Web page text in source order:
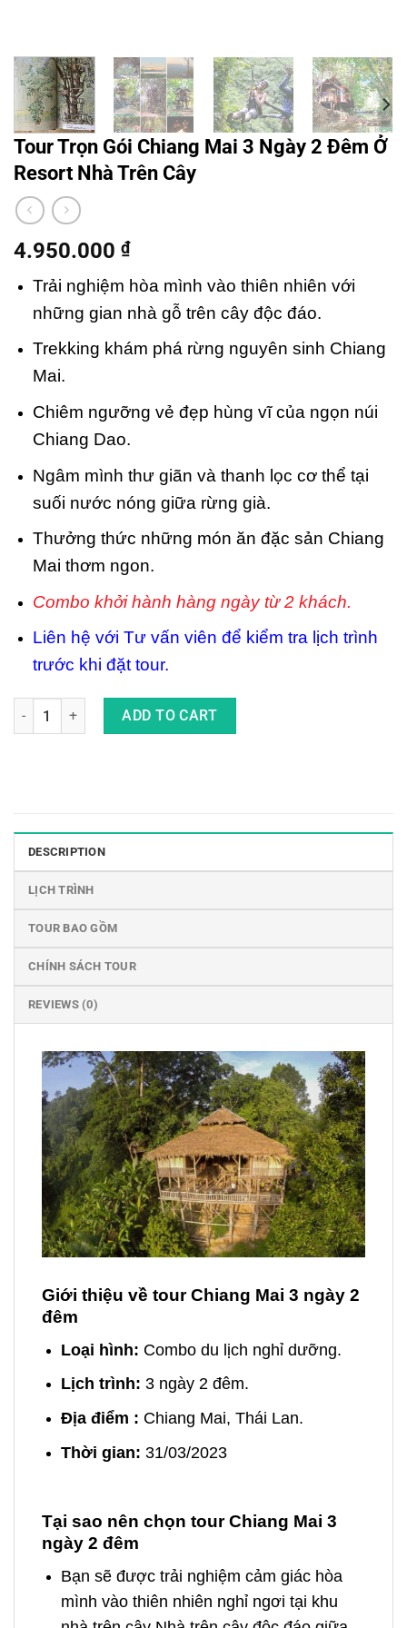
Tour Trọn Gói Chiang Mai 3 Ngày 2 Đêm Ở
Resort Nhà Trên Cây
4.950.000 ₫
Trải nghiệm hòa mình vào thiên nhiên với
những gian nhà gỗ trên cây độc đáo.
Trekking khám phá rừng nguyên sinh Chiang
Mai.
Chiêm ngưỡng vẻ đẹp hùng vĩ của ngọn núi
Chiang Dao.
Ngâm mình thư giãn và thanh lọc cơ thể tại
suối nước nóng giữa rừng già.
Thưởng thức những món ăn đặc sản Chiang
Mai thơm ngon.
Combo khởi hành hàng ngày từ 2 khách.
Liên hệ với Tư vấn viên để kiểm tra lịch trình
trước khi đặt tour.
Tour Trọn Gói Chiang Mai 3 Ngày 2 Đêm Ở Resort Nhà Trên
ADD TO CART
DESCRIPTION
LỊCH TRÌNH
TOUR BAO GỒM
CHÍNH SÁCH TOUR
REVIEWS (0)
Giới thiệu về tour Chiang Mai 3 ngày 2
đêm
Loại hình: Combo du lịch nghỉ dưỡng.
Lịch trình: 3 ngày 2 đêm.
Địa điểm : Chiang Mai, Thái Lan.
Thời gian: 31/03/2023
Tại sao nên chọn tour Chiang Mai 3
ngày 2 đêm
Bạn sẽ được trải nghiệm cảm giác hòa
mình vào thiên nhiên nghỉ ngơi tại khu